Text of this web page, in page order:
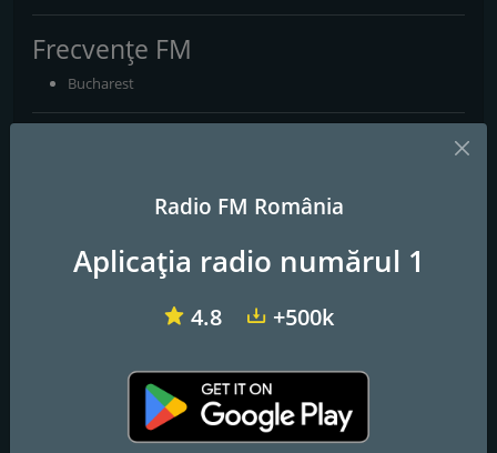
Frecvențe FM
Bucharest
Radio FM România
Aplicația radio numărul 1
4.8 +500k